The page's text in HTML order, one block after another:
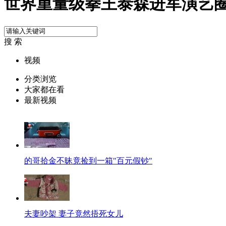
世界重量级拳王泰森进军演艺
搜 索
视频
分类浏览
大家都在看
最新视频
的哥拾金不昧竟捡到一箱"百元假钞"
夫妻吵架 妻子竟然捂死女儿